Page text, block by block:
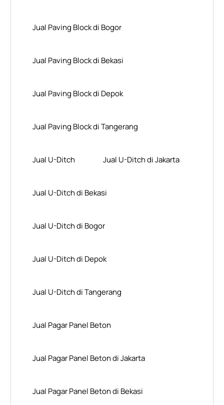
Jual Paving Block di Bogor
Jual Paving Block di Bekasi
Jual Paving Block di Depok
Jual Paving Block di Tangerang
Jual U-Ditch Jual U-Ditch di Jakarta
Jual U-Ditch di Bekasi
Jual U-Ditch di Bogor
Jual U-Ditch di Depok
Jual U-Ditch di Tangerang
Jual Pagar Panel Beton
Jual Pagar Panel Beton di Jakarta
Jual Pagar Panel Beton di Bekasi